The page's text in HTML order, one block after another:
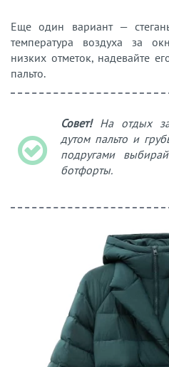
Еще один вариант —
температура воздуха за
низких отметок, надевайте
пальто.
Совет! На отдых
дутом пальто и
подругами
ботфорты.